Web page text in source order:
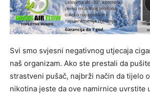
Svi smo svjesni negativnog utjecaja
naš organizam. Ako ste prestali da
strastveni pušač, najbrži način da tijelo
nikotina jeste da ove namirnice uvrstite